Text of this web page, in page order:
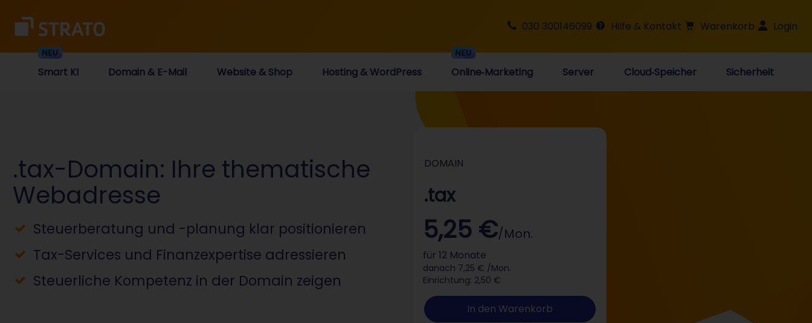
030 300146099 Hilfe & Kontakt Warenkorb Login
Smart KI Domain & E-Mail Website & Shop Hosting & WordPress Online‑Marketing Server Cloud‑Speicher Sicherheit
.tax-Domain: Ihre thematische
Webadresse
Steuerberatung und -planung klar positionieren
Tax-Services und Finanzexpertise adressieren
Steuerliche Kompetenz in der Domain zeigen
DOMAIN
.tax
5,25 €/Mon.
für 12 Monate
danach 7,25 € /Mon.
Einrichtung: 2,50 €
In den Warenkorb